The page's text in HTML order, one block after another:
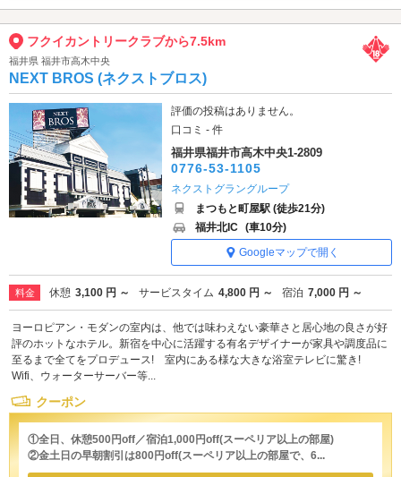
フクイカントリークラブから7.5km
福井県 福井市高木中央
NEXT BROS (ネクストブロス)
評価の投稿はありません。
口コミ - 件
福井県福井市高木中央1-2809
0776-53-1105
ネクストグラングループ
まつもと町屋駅 (徒歩21分)
福井北IC (車10分)
Googleマップで開く
料金 休憩 3,100 円 ～ サービスタイム 4,800 円 ～ 宿泊 7,000 円 ～
ヨーロピアン・モダンの室内は、他では味わえない豪華さと居心地の良さが好
評のホットなホテル。新宿を中心に活躍する有名デザイナーが家具や調度品に
至るまで全てをプロデュース! 室内にある様な大きな浴室テレビに驚き!
Wifi、ウォーターサーバー等...
クーポン
①全日、休憩500円off／宿泊1,000円off(スーペリア以上の部屋)
②金土日の早朝割引は800円off(スーペリア以上の部屋で、6...